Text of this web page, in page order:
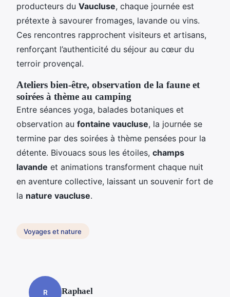
producteurs du Vaucluse, chaque journée est
prétexte à savourer fromages, lavande ou vins.
Ces rencontres rapprochent visiteurs et artisans,
renforçant l’authenticité du séjour au cœur du
terroir provençal.
Ateliers bien-être, observation de la faune et
soirées à thème au camping
Entre séances yoga, balades botaniques et
observation au fontaine vaucluse, la journée se
termine par des soirées à thème pensées pour la
détente. Bivouacs sous les étoiles, champs
lavande et animations transforment chaque nuit
en aventure collective, laissant un souvenir fort de
la nature vaucluse.
Voyages et nature
R Raphael